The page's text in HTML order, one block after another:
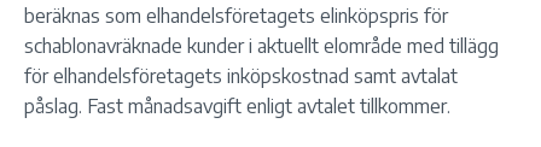
beräknas som elhandelsföretagets elinköpspris för
schablonavräknade kunder i aktuellt elområde med tillägg
för elhandelsföretagets inköpskostnad samt avtalat
påslag. Fast månadsavgift enligt avtalet tillkommer.